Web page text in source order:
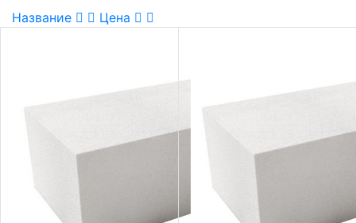
Название
Цена